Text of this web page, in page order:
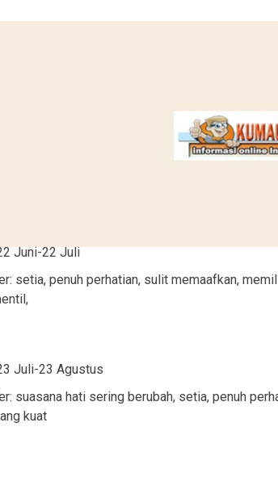
Juni-22 Juli
setia, penuh perhatian, sulit memaafkan,
Juli-23 Agustus
suasana hati sering berubah, setia, penuh
kuat